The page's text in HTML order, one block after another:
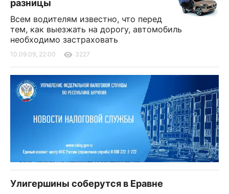
разницы
Всем водителям известно, что перед
тем, как выезжать на дорогу, автомобиль
необходимо застраховать
10.09.09, 22:00 3227
Улигершины соберутся в Еравне